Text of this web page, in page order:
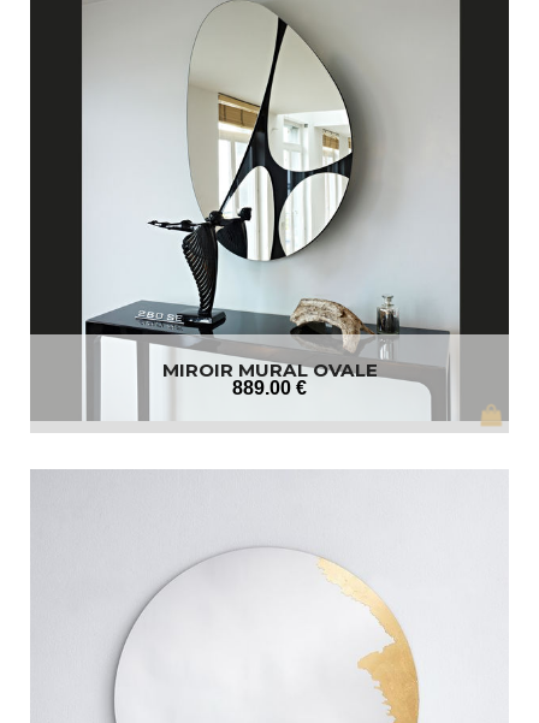
MIROIR MURAL OVALE
889.00 €